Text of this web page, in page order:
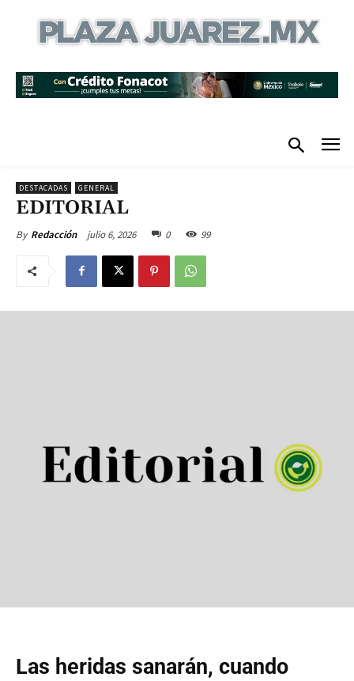
DESTACADAS GENERAL
EDITORIAL
By Redacción julio 6, 2026 0 99
Las heridas sanarán, cuando